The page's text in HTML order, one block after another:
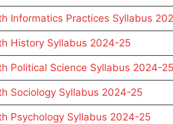
Informatics Practices Syllabus
History Syllabus 2024-25
Political Science Syllabus 2024-25
Sociology Syllabus 2024-25
Psychology Syllabus 2024-25